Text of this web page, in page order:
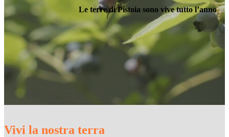
Le terre di Pistoia sono vive tutto l’anno
Vivi la nostra terra